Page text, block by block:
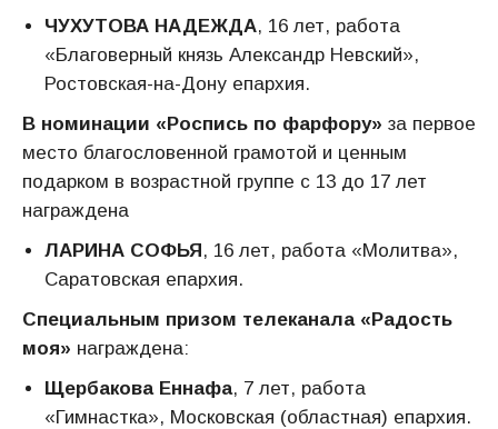
ЧУХУТОВА НАДЕЖДА, 16 лет, работа
«Благоверный князь Александр Невский»,
Ростовская-на-Дону епархия.
В номинации «Роспись по фарфору» за первое
место благословенной грамотой и ценным
подарком в возрастной группе с 13 до 17 лет
награждена
ЛАРИНА СОФЬЯ, 16 лет, работа «Молитва»,
Саратовская епархия.
Специальным призом телеканала «Радость
моя» награждена:
Щербакова Еннафа, 7 лет, работа
«Гимнастка», Московская (областная) епархия.